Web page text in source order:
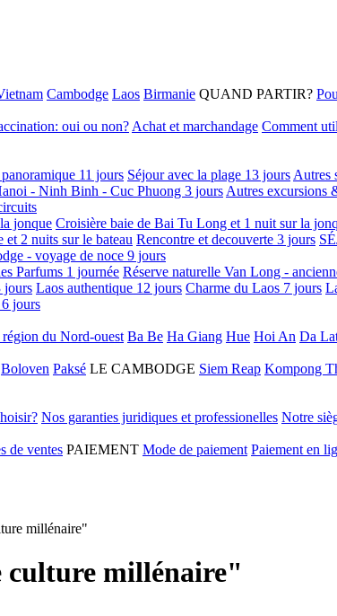
Cambodge Laos Birmanie QUAND PARTIR?
oui ou non? Achat et marchandage Comment
11 jours Séjour avec la plage 13 jours Autres
- Ninh Binh - Cuc Phuong 3 jours Autres excursions
jonque Croisière baie de Bai Tu Long et 1 nuit sur la
et 2 nuits sur le bateau Rencontre et decouverte 3 jours
- voyage de noce 9 jours
Parfums 1 journée Réserve naturelle Van Long -
jours Laos authentique 12 jours Charme du Laos 7 jours
jours
du Nord-ouest Ba Be Ha Giang Hue Hoi An Da
Boloven Paksé LE CAMBODGE Siem Reap Kompong
Nos garanties juridiques et professionelles Notre
de ventes PAIEMENT Mode de paiement Paiement en
millénaire"
culture millénaire"